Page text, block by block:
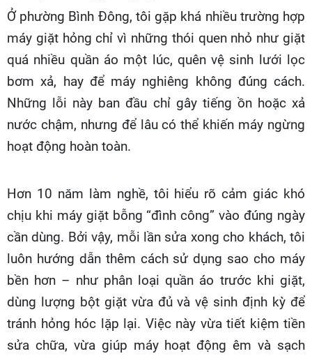
Ở phường Bình Đông, tôi gặp khá nhiều trường hợp
máy giặt hỏng chỉ vì những thói quen nhỏ như giặt
quá nhiều quần áo một lúc, quên vệ sinh lưới lọc
bơm xả, hay để máy nghiêng không đúng cách.
Những lỗi này ban đầu chỉ gây tiếng ồn hoặc xả
nước chậm, nhưng để lâu có thể khiến máy ngừng
hoạt động hoàn toàn.
Hơn 10 năm làm nghề, tôi hiểu rõ cảm giác khó
chịu khi máy giặt bỗng “đình công” vào đúng ngày
cần dùng. Bởi vậy, mỗi lần sửa xong cho khách, tôi
luôn hướng dẫn thêm cách sử dụng sao cho máy
bền hơn – như phân loại quần áo trước khi giặt,
dùng lượng bột giặt vừa đủ và vệ sinh định kỳ để
tránh hỏng hóc lặp lại. Việc này vừa tiết kiệm tiền
sửa chữa, vừa giúp máy hoạt động êm và sạch